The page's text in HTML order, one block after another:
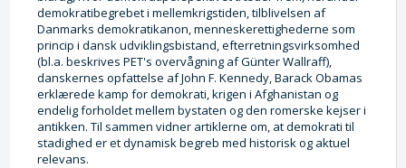
demokratibegrebet i mellemkrigstiden, tilblivelsen af
Danmarks demokratikanon, menneskerettighederne som
princip i dansk udviklingsbistand, efterretningsvirksomhed
(bl.a. beskrives PET's overvågning af Günter Wallraff),
danskernes opfattelse af John F. Kennedy, Barack Obamas
erklærede kamp for demokrati, krigen i Afghanistan og
endelig forholdet mellem bystaten og den romerske kejser i
antikken. Til sammen vidner artiklerne om, at demokrati til
stadighed er et dynamisk begreb med historisk og aktuel
relevans.